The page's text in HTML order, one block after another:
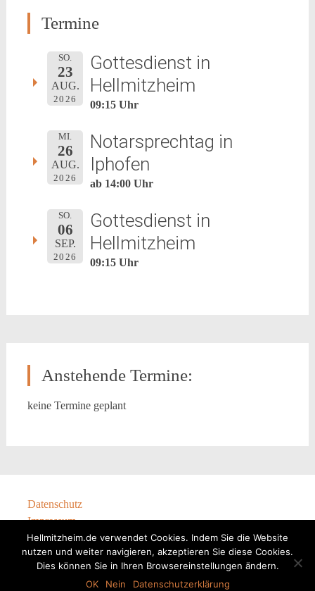
Termine
SO.
23
AUG.
2026
Gottesdienst in
Hellmitzheim
09:15 Uhr
MI.
26
AUG.
2026
Notarsprechtag in
Iphofen
ab 14:00 Uhr
SO.
06
SEP.
2026
Gottesdienst in
Hellmitzheim
09:15 Uhr
Anstehende Termine:
keine Termine geplant
Datenschutz
Impressum
@Hellmitzheim 2024
Hellmitzheim.de verwendet Cookies. Indem Sie die Website
nutzen und weiter navigieren, akzeptieren Sie diese Cookies.
Dies können Sie in Ihren Browsereinstellungen ändern.
OK
Nein Datenschutzerklärung